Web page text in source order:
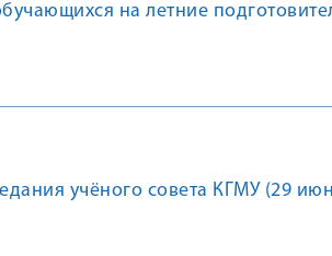
на летние
учёного совета КГМУ (29